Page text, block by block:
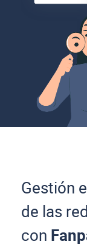
Gestión
de las
con